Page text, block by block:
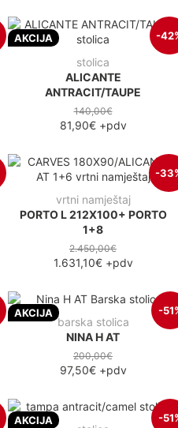
AKCIJA -
stolica
ALICANTE
ANTRACIT/TAUPE
140,00€
81,90€+pdv
-
vrtni namještaj
PORTO L 212X100+ PORTO
1+8
2.450,00€
1.631,10€+pdv
AKCIJA -
barska stolica
NINA H AT
200,00€
97,50€+pdv
AKCIJA -